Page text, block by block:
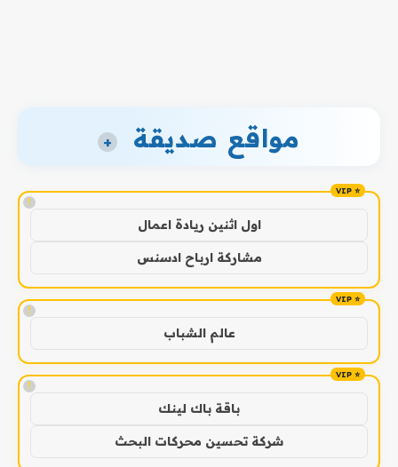
مواقع صديقة +
!
اول اثنين ريادة اعمال
مشاركة ارباح ادسنس
!
عالم الشباب
!
باقة باك لينك
شركة تحسين محركات البحث